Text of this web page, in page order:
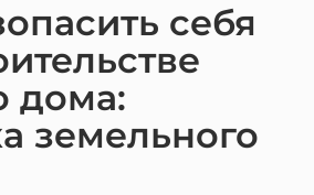
себя
дома:
земельного